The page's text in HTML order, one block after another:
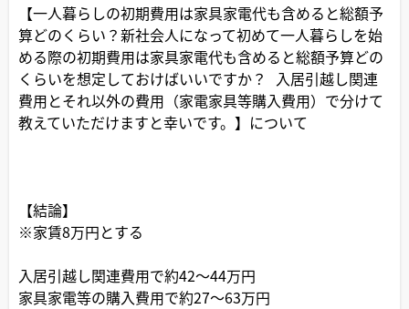
【一人暮らしの初期費用は家具家電代も含めると総額予
算どのくらい？新社会人になって初めて一人暮らしを始
める際の初期費用は家具家電代も含めると総額予算どの
くらいを想定しておけばいいですか？ 入居引越し関連
費用とそれ以外の費用（家電家具等購入費用）で分けて
教えていただけますと幸いです。】について
【結論】
※家賃8万円とする
入居引越し関連費用で約42～44万円
家具家電等の購入費用で約27～63万円